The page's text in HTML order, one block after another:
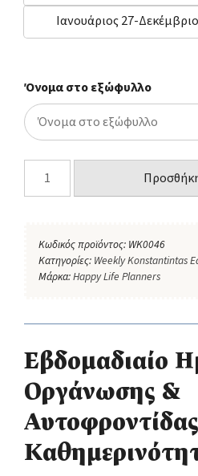
Ιανουάριος 27-
Όνομα στο εξώφυλλο
Κωδικός προϊόντος: WK0046
Κατηγορίες: Weekly Konstantintas
Μάρκα:Happy Life Planners
Εβδομαδιαίο
Οργάνωσης &